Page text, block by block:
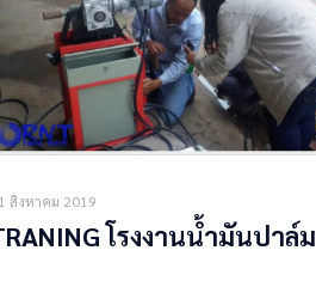
สิงหาคม 2019
โรงงานน้ำมันปาล์ม